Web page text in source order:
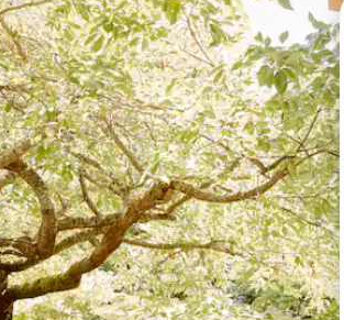
عن طريق اللمس أو السحب.